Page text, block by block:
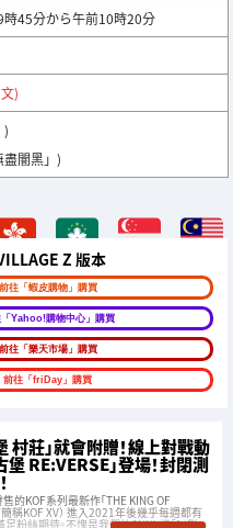
45分から午前10時20分
)
)
闇黑」)
Z 版本
前往「蝦皮購物」購買
「Yahoo!購物中心」購買
前往「樂天市場」購買
前往「friDay」購買
村莊」就會附贈！線上對戰動
堡 RE:VERSE」登場！封閉測
的KOF系列最新作「THE KING OF
簡稱KOF XV） 進入2021年後幾乎每週都有
粉絲期待。不愧是我們的SNK！ 繼「瞬影」、